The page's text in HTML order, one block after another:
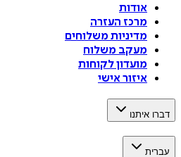
אודות
מרכז העזרה
מדיניות משלוחים
מעקב משלוח
מועדון לקוחות
איזור אישי
דברו איתנו
עברית